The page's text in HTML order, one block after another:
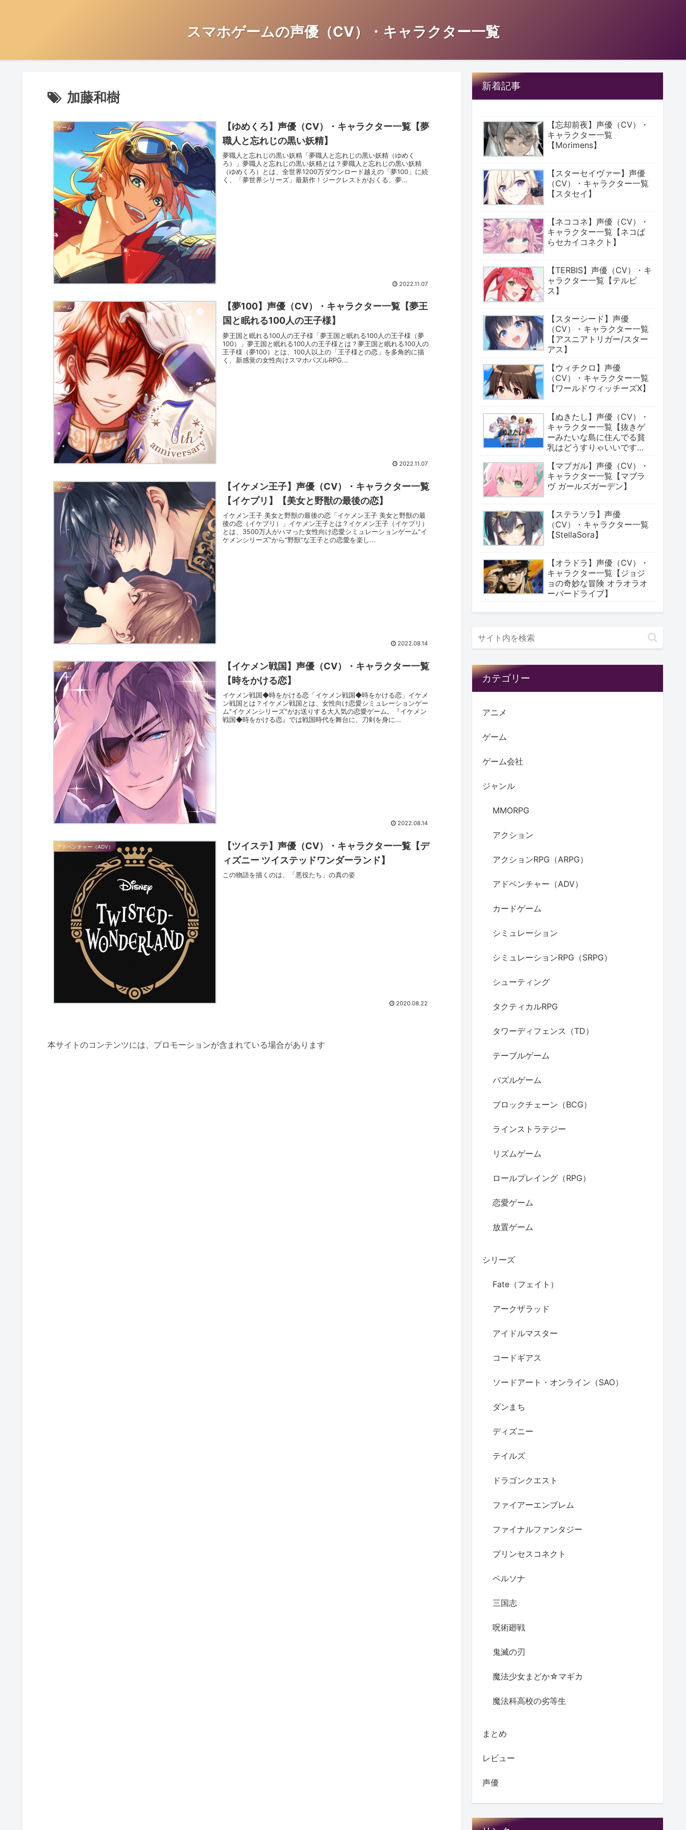
スマホゲームの声優（CV）・キャラクター一覧
加藤和樹
ゲーム
【ゆめくろ】声優（CV）・キャラクター一覧【夢
職人と忘れじの黒い妖精】
夢職人と忘れじの黒い妖精「夢職人と忘れじの黒い妖精（ゆめく
ろ）」夢職人と忘れじの黒い妖精とは？夢職人と忘れじの黒い妖精
（ゆめくろ）とは、全世界1200万ダウンロード越えの「夢100」に続
く、「夢世界シリーズ」最新作！ジークレストがおくる、夢...
2022.11.07
ゲーム
【夢100】声優（CV）・キャラクター一覧【夢王
国と眠れる100人の王子様】
夢王国と眠れる100人の王子様「夢王国と眠れる100人の王子様（夢
100）」夢王国と眠れる100人の王子様とは？夢王国と眠れる100人の
王子様（夢100）とは、100人以上の「王子様との恋」を多角的に描
く、新感覚の女性向けスマホパズルRPG...
2022.11.07
ゲーム
【イケメン王子】声優（CV）・キャラクター一覧
【イケプリ】【美女と野獣の最後の恋】
イケメン王子 美女と野獣の最後の恋「イケメン王子 美女と野獣の最
後の恋（イケプリ）」イケメン王子とは？イケメン王子（イケプリ）
とは、3500万人がハマった女性向け恋愛シミュレーションゲーム“イ
ケメンシリーズ”から“野獣”な王子との恋愛を楽し...
2022.08.14
ゲーム
【イケメン戦国】声優（CV）・キャラクター一覧
【時をかける恋】
イケメン戦国◆時をかける恋「イケメン戦国◆時をかける恋」イケメ
ン戦国とは？イケメン戦国とは、女性向け恋愛シミュレーションゲー
ム"イケメンシリーズ"がお送りする大人気の恋愛ゲーム。『イケメン
戦国◆時をかける恋』では戦国時代を舞台に、刀剣を身に...
2022.08.14
アドベンチャー（ADV）
【ツイステ】声優（CV）・キャラクター一覧【デ
ィズニー ツイステッドワンダーランド】
この物語を描くのは、「悪役たち」の真の姿
2020.08.22
本サイトのコンテンツには、プロモーションが含まれている場合があります
新着記事
【忘却前夜】声優（CV）・
キャラクター一覧
【Morimens】
【スターセイヴァー】声優
（CV）・キャラクター一覧
【スタセイ】
【ネココネ】声優（CV）・
キャラクター一覧【ネコぱ
らセカイコネクト】
【TERBIS】声優（CV）・キ
ャラクター一覧【テルビ
ス】
【スターシード】声優
（CV）・キャラクター一覧
【アスニアトリガー/スター
アス】
【ウィチクロ】声優
（CV）・キャラクター一覧
【ワールドウィッチーズX】
【ぬきたし】声優（CV）・
キャラクター一覧【抜きゲ
ーみたいな島に住んでる貧
乳はどうすりゃいいです
【マブガル】声優（CV）・
キャラクター一覧【マブラ
ヴ ガールズガーデン】
【ステラソラ】声優
（CV）・キャラクター一覧
【StellaSora】
【オラドラ】声優（CV）・
キャラクター一覧【ジョジ
ョの奇妙な冒険 オラオラオ
ーバードライブ】
カテゴリー
アニメ
ゲーム
ゲーム会社
ジャンル
MMORPG
アクション
アクションRPG（ARPG）
アドベンチャー（ADV）
カードゲーム
シミュレーション
シミュレーションRPG（SRPG）
シューティング
タクティカルRPG
タワーディフェンス（TD）
テーブルゲーム
パズルゲーム
ブロックチェーン（BCG）
ラインストラテジー
リズムゲーム
ロールプレイング（RPG）
恋愛ゲーム
放置ゲーム
シリーズ
Fate（フェイト）
アークザラッド
アイドルマスター
コードギアス
ソードアート・オンライン（SAO）
ダンまち
ディズニー
テイルズ
ドラゴンクエスト
ファイアーエンブレム
ファイナルファンタジー
プリンセスコネクト
ペルソナ
三国志
呪術廻戦
鬼滅の刃
魔法少女まどか☆マギカ
魔法科高校の劣等生
まとめ
レビュー
声優